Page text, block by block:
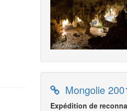
Mongolie
Expédition de